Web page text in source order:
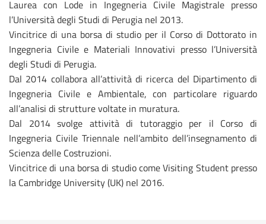
Laurea con Lode in Ingegneria Civile Magistrale presso
l’Università degli Studi di Perugia nel 2013.
Vincitrice di una borsa di studio per il Corso di Dottorato in
Ingegneria Civile e Materiali Innovativi presso l’Università
degli Studi di Perugia.
Dal 2014 collabora all’attività di ricerca del Dipartimento di
Ingegneria Civile e Ambientale, con particolare riguardo
all’analisi di strutture voltate in muratura.
Dal 2014 svolge attività di tutoraggio per il Corso di
Ingegneria Civile Triennale nell’ambito dell’insegnamento di
Scienza delle Costruzioni.
Vincitrice di una borsa di studio come Visiting Student presso
la Cambridge University (UK) nel 2016.